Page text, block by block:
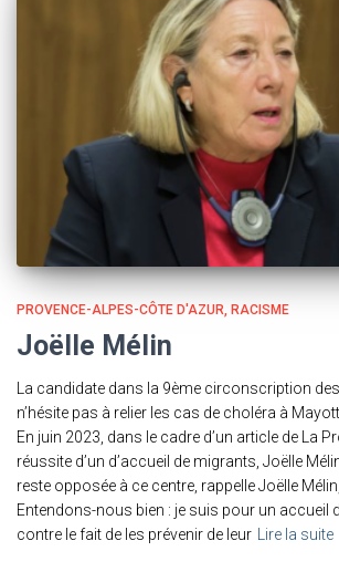
PROVENCE-ALPES-CÔTE D'AZUR RACISME
Joëlle Mélin
La candidate dans la 9ème circonscription
n’hésite pas à relier les cas de choléra à
En juin 2023, dans le cadre d’un article de La
réussite d’un d’accueil de migrants, Joëlle
reste opposée à ce centre, rappelle Joëlle
Entendons-nous bien : je suis pour un accueil
contre le fait de les prévenir de leur Lire la suite